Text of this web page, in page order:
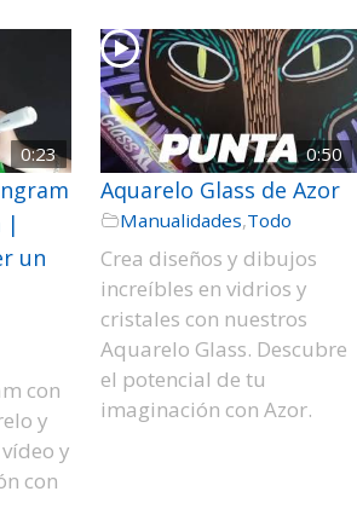
0:23
|
un
con
y
y
con
0:50
Aquarelo Glass de Azor
Manualidades,Todo
Crea diseños y dibujos
increíbles en vidrios y
cristales con nuestros
Aquarelo Glass. Descubre
el potencial de tu
imaginación con Azor.